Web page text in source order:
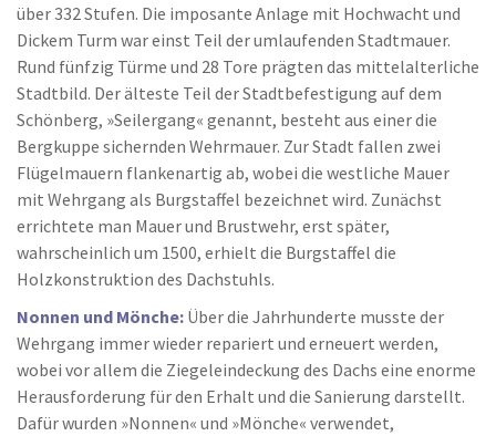
über 332 Stufen. Die imposante Anlage mit Hochwacht und
Dickem Turm war einst Teil der umlaufenden Stadtmauer.
Rund fünfzig Türme und 28 Tore prägten das mittelalterliche
Stadtbild. Der älteste Teil der Stadtbefestigung auf dem
Schönberg, »Seilergang« genannt, besteht aus einer die
Bergkuppe sichernden Wehrmauer. Zur Stadt fallen zwei
Flügelmauern flankenartig ab, wobei die westliche Mauer
mit Wehrgang als Burgstaffel bezeichnet wird. Zunächst
errichtete man Mauer und Brustwehr, erst später,
wahrscheinlich um 1500, erhielt die Burgstaffel die
Holzkonstruktion des Dachstuhls.
Nonnen und Mönche: Über die Jahrhunderte musste der
Wehrgang immer wieder repariert und erneuert werden,
wobei vor allem die Ziegeleindeckung des Dachs eine enorme
Herausforderung für den Erhalt und die Sanierung darstellt.
Dafür wurden »Nonnen« und »Mönche« verwendet,